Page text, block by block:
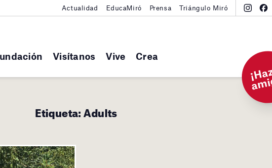
Visítanos Vive Crea
Actualidad EducaMiró Prensa Triángulo Miró
Etiqueta: Adults